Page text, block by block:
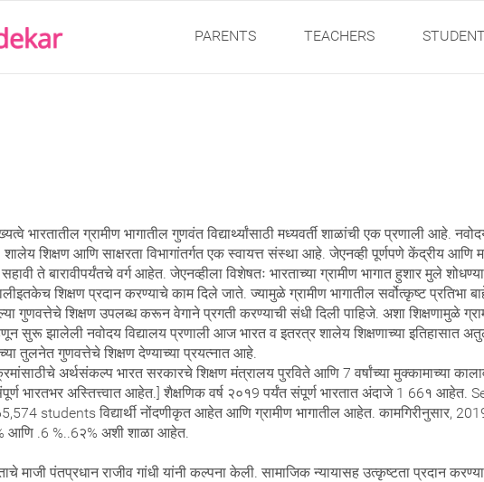
PARENTS TEACHERS
भारतातील ग्रामीण भागातील गुणवंत विद्यार्थ्यांसाठी मध्यवर्ती शाळांची एक प्रणाली आहे.
शिक्षण आणि साक्षरता विभागांतर्गत एक स्वायत्त संस्था आहे. जेएनव्ही पूर्णपणे केंद्रीय आणि
ते बारावीपर्यंतचे वर्ग आहेत. जेएनव्हीला विशेषतः भारताच्या ग्रामीण भागात हुशार मुले
शिक्षण प्रदान करण्याचे काम दिले जाते. ज्यामुळे ग्रामीण भागातील सर्वोत्कृष्ट प्रतिभा
गुणवत्तेचे शिक्षण उपलब्ध करून वेगाने प्रगती करण्याची संधी दिली पाहिजे. अशा शिक्षणामुळे
सुरू झालेली नवोदय विद्यालय प्रणाली आज भारत व इतरत्र शालेय शिक्षणाच्या इतिहासात
तुलनेत गुणवत्तेचे शिक्षण देण्याच्या प्रयत्नात आहे.
अर्थसंकल्प भारत सरकारचे शिक्षण मंत्रालय पुरविते आणि 7 वर्षांच्या मुक्कामाच्या
भारतभर अस्तित्त्वात आहेत.] शैक्षणिक वर्ष २०१9 पर्यंत संपूर्ण भारतात अंदाजे 1 66१
students विद्यार्थी नोंदणीकृत आहेत आणि ग्रामीण भागातील आहेत. कामगिरीनुसार,
आणि .6 %..6२% अशी शाळा आहेत.
माजी पंतप्रधान राजीव गांधी यांनी कल्पना केली. सामाजिक न्यायासह उत्कृष्टता प्रदान